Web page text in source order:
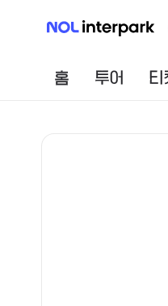
NOL 인터파크
홈 투어